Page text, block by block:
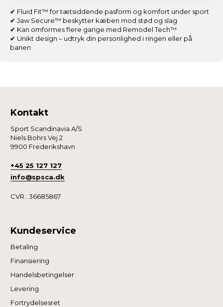
Vi og vores samarbejdspartnere bruger cookies for at
give dig den bedst mulige oplevelse med
fitnessshoppen.dk.
så vi kan forbedre den.
Vi anvender også første- og tredjepartsteknologier til
marketing formål. Klik på “Tillad alle” for at fortsætte som
angivet, eller klik på “Tilpas” for at vælge, hvilke typer
cookies du vil acceptere.
✔ Fluid Fit™ for tætsiddende pasform og komfort under sport
✔ Jaw Secure™ beskytter kæben mod stød og slag
✔ Kan omformes flere gange med Remodel Tech™
✔ Unikt design – udtryk din personlighed i ringen eller på
banen
Kontakt
Sport Scandinavia A/S
Niels Bohrs Vej 2
9900 Frederikshavn
+45 25 127 127
info@spsca.dk
CVR.: 36685867
Kundeservice
Betaling
Finansiering
Handelsbetingelser
Levering
Fortrydelsesret